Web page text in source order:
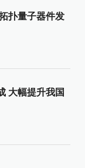
扑量子器件发
大幅提升我国